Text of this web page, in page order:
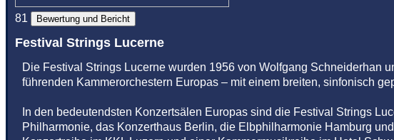
81 Bewertung und Bericht
Festival Strings Lucerne
Die Festival Strings Lucerne wurden 1956 von Wolfgang Schneiderhan
führenden Kammerorchestern Europas – mit einem breiten, sinfonisch
In den bedeutendsten Konzertsälen Europas sind die Festival Strings
Philharmonie, das Konzerthaus Berlin, die Elbphilharmonie Hamburg